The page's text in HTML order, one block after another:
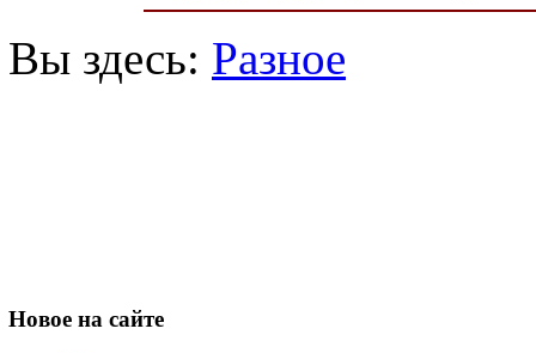
Вы здесь: Разное
Новое на сайте